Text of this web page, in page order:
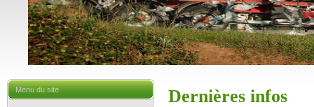
Menu du site
Dernières infos